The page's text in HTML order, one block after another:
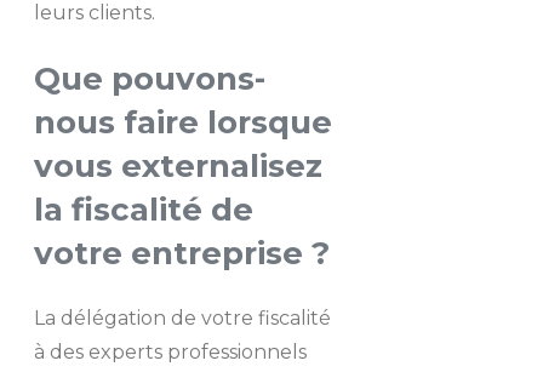
leurs clients.
Que pouvons-
nous faire lorsque
vous externalisez
la fiscalité de
votre entreprise ?
La délégation de votre fiscalité
à des experts professionnels